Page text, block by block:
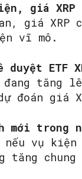
giá
giá
vĩ mô.
duyệt ETF
tăng
đoán giá
trong
nếu vụ
tăng